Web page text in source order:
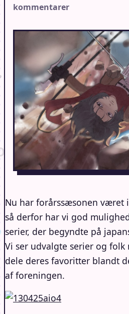
kommentarer
Nu har forårssæsonen været
så derfor har vi god
serier, der begyndte på
Vi ser udvalgte serier og folk
dele deres favoritter blandt
af foreningen.